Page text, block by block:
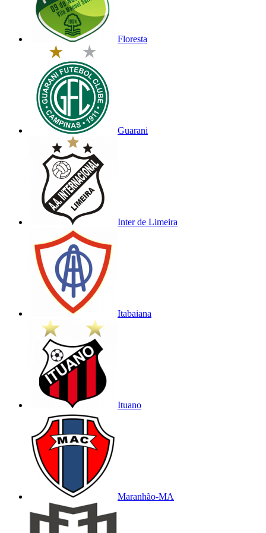
Floresta
Guarani
Inter de Limeira
Itabaiana
Ituano
Maranhão-MA